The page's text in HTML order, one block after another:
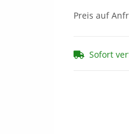
Preis auf
Sofort